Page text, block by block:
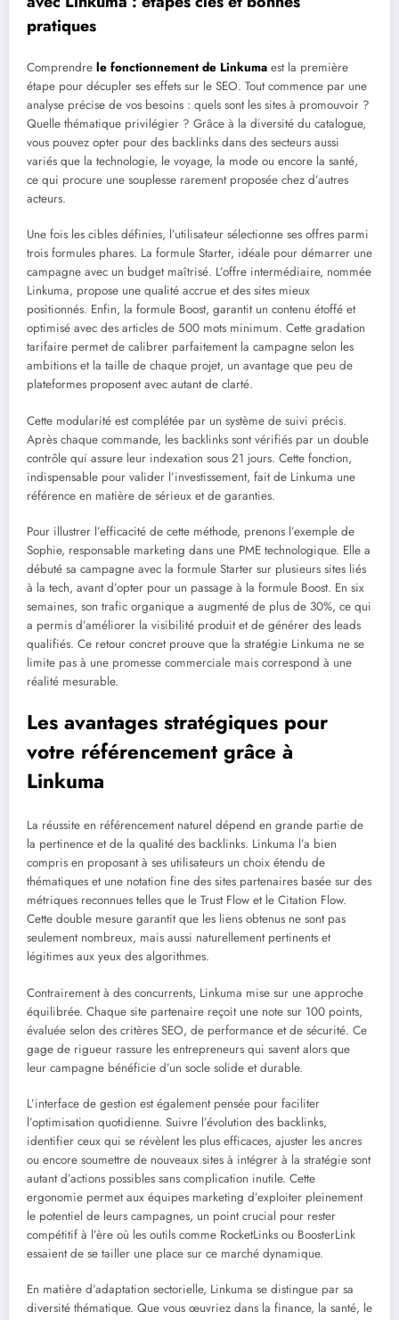
pratiques
Comprendre le fonctionnement de Linkuma est la première
étape pour décupler ses effets sur le SEO. Tout commence par une
analyse précise de vos besoins : quels sont les sites à promouvoir ?
Quelle thématique privilégier ? Grâce à la diversité du catalogue,
vous pouvez opter pour des backlinks dans des secteurs aussi
variés que la technologie, le voyage, la mode ou encore la santé,
ce qui procure une souplesse rarement proposée chez d’autres
acteurs.
Une fois les cibles définies, l’utilisateur sélectionne ses offres parmi
trois formules phares. La formule Starter, idéale pour démarrer une
campagne avec un budget maîtrisé. L’offre intermédiaire, nommée
Linkuma, propose une qualité accrue et des sites mieux
positionnés. Enfin, la formule Boost, garantit un contenu étoffé et
optimisé avec des articles de 500 mots minimum. Cette gradation
tarifaire permet de calibrer parfaitement la campagne selon les
ambitions et la taille de chaque projet, un avantage que peu de
plateformes proposent avec autant de clarté.
Cette modularité est complétée par un système de suivi précis.
Après chaque commande, les backlinks sont vérifiés par un double
contrôle qui assure leur indexation sous 21 jours. Cette fonction,
indispensable pour valider l’investissement, fait de Linkuma une
référence en matière de sérieux et de garanties.
Pour illustrer l’efficacité de cette méthode, prenons l’exemple de
Sophie, responsable marketing dans une PME technologique. Elle a
débuté sa campagne avec la formule Starter sur plusieurs sites liés
à la tech, avant d’opter pour un passage à la formule Boost. En six
semaines, son trafic organique a augmenté de plus de 30%, ce qui
a permis d’améliorer la visibilité produit et de générer des leads
qualifiés. Ce retour concret prouve que la stratégie Linkuma ne se
limite pas à une promesse commerciale mais correspond à une
réalité mesurable.
Les avantages stratégiques pour
votre référencement grâce à
Linkuma
La réussite en référencement naturel dépend en grande partie de
la pertinence et de la qualité des backlinks. Linkuma l’a bien
compris en proposant à ses utilisateurs un choix étendu de
thématiques et une notation fine des sites partenaires basée sur des
métriques reconnues telles que le Trust Flow et le Citation Flow.
Cette double mesure garantit que les liens obtenus ne sont pas
seulement nombreux, mais aussi naturellement pertinents et
légitimes aux yeux des algorithmes.
Contrairement à des concurrents, Linkuma mise sur une approche
équilibrée. Chaque site partenaire reçoit une note sur 100 points,
évaluée selon des critères SEO, de performance et de sécurité. Ce
gage de rigueur rassure les entrepreneurs qui savent alors que
leur campagne bénéficie d’un socle solide et durable.
L’interface de gestion est également pensée pour faciliter
l’optimisation quotidienne. Suivre l’évolution des backlinks,
identifier ceux qui se révèlent les plus efficaces, ajuster les ancres
ou encore soumettre de nouveaux sites à intégrer à la stratégie sont
autant d’actions possibles sans complication inutile. Cette
ergonomie permet aux équipes marketing d’exploiter pleinement
le potentiel de leurs campagnes, un point crucial pour rester
compétitif à l’ère où les outils comme RocketLinks ou BoosterLink
essaient de se tailler une place sur ce marché dynamique.
En matière d’adaptation sectorielle, Linkuma se distingue par sa
diversité thématique. Que vous œuvriez dans la finance, la santé, le